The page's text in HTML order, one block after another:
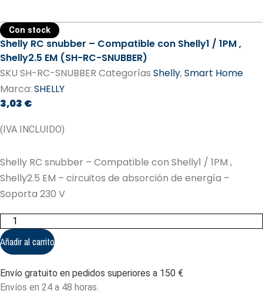
Con stock
Shelly RC snubber – Compatible con Shelly1 / 1PM ,
Shelly2.5 EM (SH-RC-SNUBBER)
SKU SH-RC-SNUBBER Categorías Shelly,Smart Home
Marca: SHELLY
3,03 €
(IVA INCLUIDO)
Shelly RC snubber – Compatible con Shelly1 / 1PM ,
Shelly2.5 EM – circuitos de absorción de energía –
Soporta 230 V
Shelly
RC
snubber
-
Compatible
Shelly1
/
Añadir al carrito
Envío gratuito en pedidos superiores a 150 €
Envíos en 24 a 48 horas.